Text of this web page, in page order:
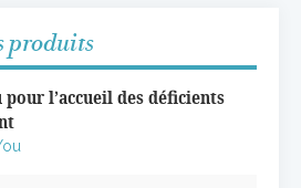
produits
pour l’accueil des déficients